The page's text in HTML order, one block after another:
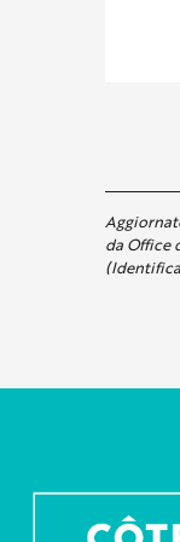
da Office